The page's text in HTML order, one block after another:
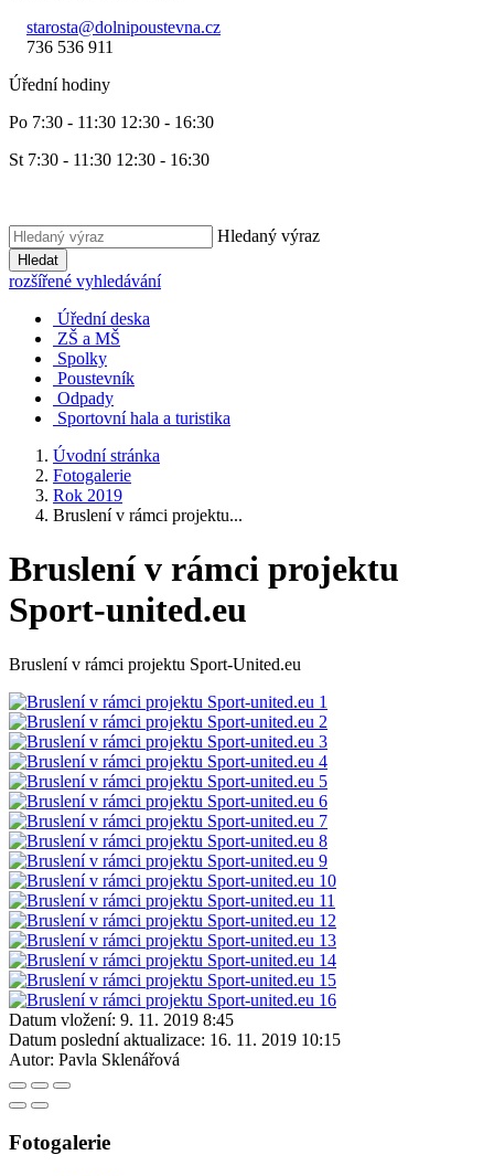
starosta@dolnipoustevna.cz
736 536 911
Úřední hodiny
Po 7:30 - 11:30 12:30 - 16:30
St 7:30 - 11:30 12:30 - 16:30
Hledaný výraz
Hledat
rozšířené vyhledávání
Úřední deska
ZŠ a MŠ
Spolky
Poustevník
Odpady
Sportovní hala a turistika
Úvodní stránka
Fotogalerie
Rok 2019
Bruslení v rámci projektu...
Bruslení v rámci projektu
Sport-united.eu
Bruslení v rámci projektu Sport-United.eu
Datum vložení: 9. 11. 2019 8:45
Datum poslední aktualizace: 16. 11. 2019 10:15
Autor: Pavla Sklenářová
Fotogalerie